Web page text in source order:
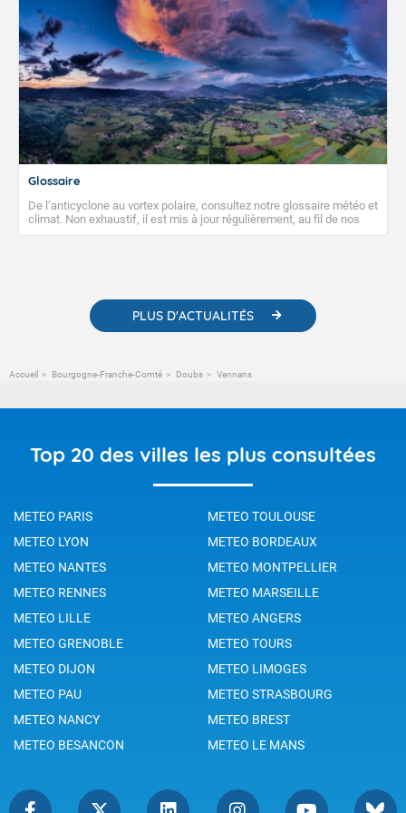
Glossaire
De l’anticyclone au vortex polaire, consultez notre glossaire météo et
climat. Non exhaustif, il est mis à jour régulièrement, au fil de nos
publications. Vous y trouverez également des liens utiles vers nos
PLUS D'ACTUALITÉS
Accueil Bourgogne-Franche-Comté Doubs Vennans
Top 20 des villes les plus consultées
METEO PARIS
METEO TOULOUSE
METEO LYON
METEO BORDEAUX
METEO NANTES
METEO MONTPELLIER
METEO RENNES
METEO MARSEILLE
METEO LILLE
METEO ANGERS
METEO GRENOBLE
METEO TOURS
METEO DIJON
METEO LIMOGES
METEO PAU
METEO STRASBOURG
METEO NANCY
METEO BREST
METEO BESANCON
METEO LE MANS